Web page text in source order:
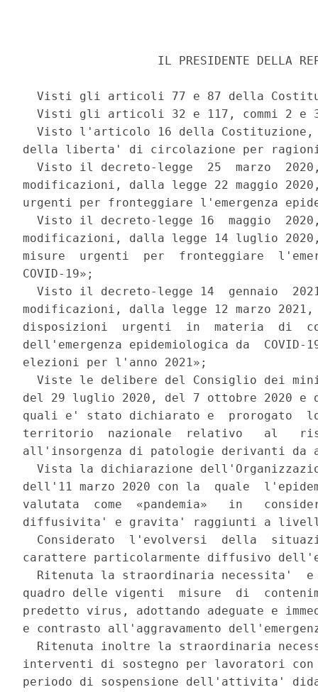
IL PRESIDENTE DELLA
Visti gli articoli 77 e 87 della
Visti gli articoli 32 e 117, commi 2 e
Visto l'articolo 16 della
della liberta' di circolazione per
Visto il decreto-legge  25  marzo
modificazioni, dalla legge 22 maggio
urgenti per fronteggiare l'emergenza
Visto il decreto-legge 16  maggio
modificazioni, dalla legge 14 luglio
misure  urgenti  per  fronteggiare
COVID-19»;
Visto il decreto-legge 14  gennaio
modificazioni, dalla legge 12 marzo
disposizioni  urgenti  in  materia  di
dell'emergenza epidemiologica da
elezioni per l'anno 2021»;
Viste le delibere del Consiglio dei
del 29 luglio 2020, del 7 ottobre 2020 e
quali e' stato dichiarato e  prorogato
territorio  nazionale  relativo   al
all'insorgenza di patologie derivanti
Vista la dichiarazione
dell'11 marzo 2020 con la  quale
valutata  come  «pandemia»   in
diffusivita' e gravita' raggiunti a
Considerato  l'evolversi  della
carattere particolarmente diffusivo
Ritenuta la straordinaria necessita'
quadro delle vigenti  misure  di
predetto virus, adottando adeguate e
e contrasto all'aggravamento
Ritenuta inoltre la straordinaria
interventi di sostegno per lavoratori
periodo di sospensione dell'attivita'